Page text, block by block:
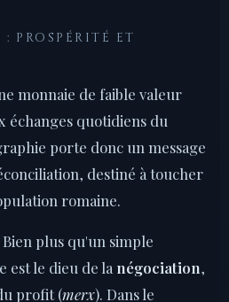
PROSPÉRITÉ ET
monnaie de faible valeur
échanges quotidiens du
porte donc un message
destiné à toucher
romaine.
Bien plus qu'un simple
est le dieu de la négociation,
profit (merx). Dans le